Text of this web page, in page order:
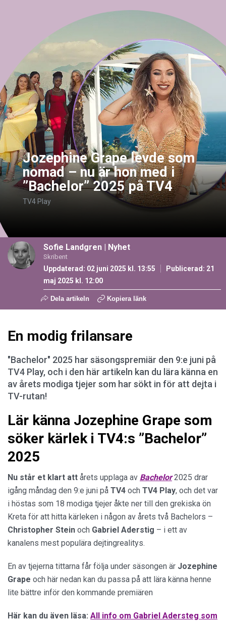
Jozephine Grape levde som
nomad – nu är hon med i
”Bachelor” 2025 på TV4
TV4 Play
Sofie Landgren | Nyhet
Skribent
Uppdaterad: 02 juni 2025 kl. 13:55 Publicerad: 21
maj 2025 kl. 12:00
Dela artikeln Kopiera länk
En modig frilansare
"Bachelor" 2025 har säsongspremiär den 9:e juni på
TV4 Play, och i den här artikeln kan du lära känna en
av årets modiga tjejer som har sökt in för att dejta i
TV-rutan!
Lär känna Jozephine Grape som
söker kärlek i TV4:s ”Bachelor”
2025
Nu står et klart att årets upplaga av Bachelor2025 drar
igång måndag den 9:e juni på TV4 och TV4 Play, och det var
i höstas som 18 modiga tjejer åkte ner till den grekiska ön
Kreta för att hitta kärleken i någon av årets två Bachelors –
Christopher Stein och Gabriel Aderstig – i ett av
kanalens mest populära dejtingrealitys.
En av tjejerna tittarna får följa under säsongen är Jozephine
Grape och här nedan kan du passa på att lära känna henne
lite bättre inför den kommande premiären
Här kan du även läsa: All info om Gabriel Adersteg som